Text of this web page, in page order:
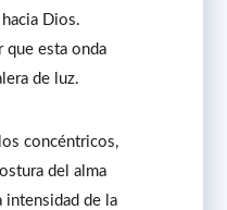
Dios.
que esta onda
de luz.
concéntricos,
del alma
intensidad de la